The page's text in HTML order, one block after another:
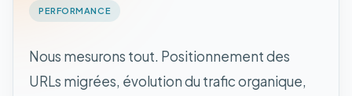
PERFORMANCE
Nous mesurons tout. Positionnement des
URLs migrées, évolution du trafic organique,